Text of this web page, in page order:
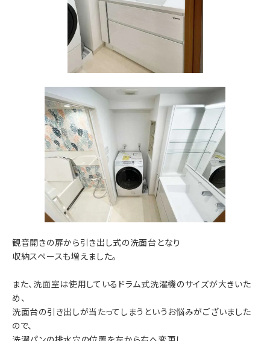
観音開きの扉から引き出し式の洗面台となり
収納スペースも増えました。
また、洗面室は使用しているドラム式洗濯機のサイズが大きいた
め、
洗面台の引き出しが当たってしまうというお悩みがございました
ので、